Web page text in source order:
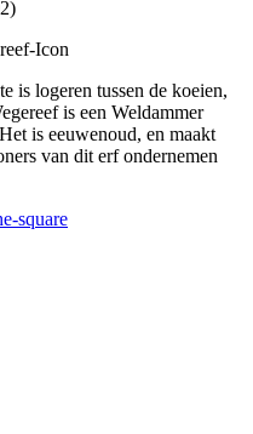
is logeren tussen de koeien,
is een Weldammer
is eeuwenoud, en maakt
van dit erf ondernemen
square